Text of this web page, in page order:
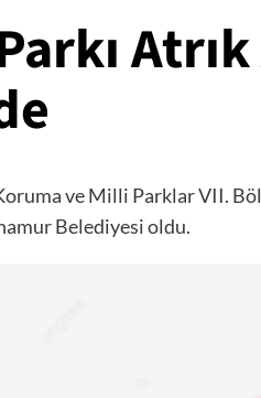
ve Milli Parklar VII.
Belediyesi oldu.